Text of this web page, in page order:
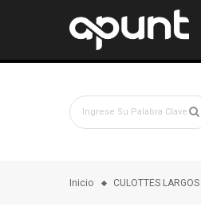
Inicio CULOTTES LARGOS